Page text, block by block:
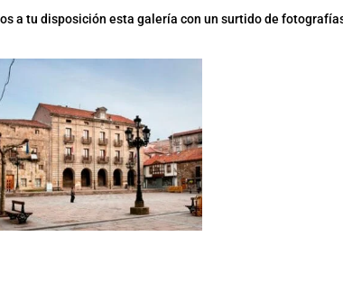
a tu disposición esta galería con un surtido de